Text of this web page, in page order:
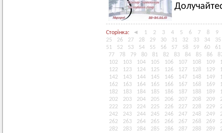
Сторінка: ◄ 1 2 3 4 5 6 7 8
9
25
26 27 28 29 30 31 32 33 34
35
51
52 53 54 55 56 57 58 59 60
61
77
78 79 80 81 82 83 84 85 86
102
103 104 105 106 107 108 109
122
123 124 125 126 127 128 129
142
143 144 145 146 147 148 149
162
163 164 165 166 167 168 169
182
183 184 185 186 187 188 189
202
203 204 205 206 207 208 209
222
223 224 225 226 227 228 229
242
243 244 245 246 247 248 249
262
263 264 265 266 267 268 269
282
283 284 285 286 287 288 289